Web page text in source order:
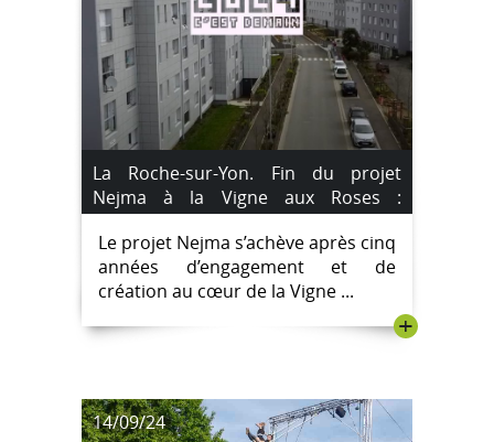
La Roche-sur-Yon. Fin du projet
Nejma à la Vigne aux Roses :
projection du film « 2024 c’est
demain ! » le vendredi 15 novembre.
Le projet Nejma s’achève après cinq
années d’engagement et de
création au cœur de la Vigne ...
+
14/09/24